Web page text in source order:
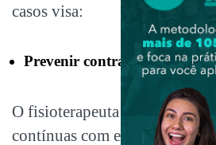
casos visa:
Prevenir contraturas e
O fisioterapeuta deve realizar
contínuas com exercícios de